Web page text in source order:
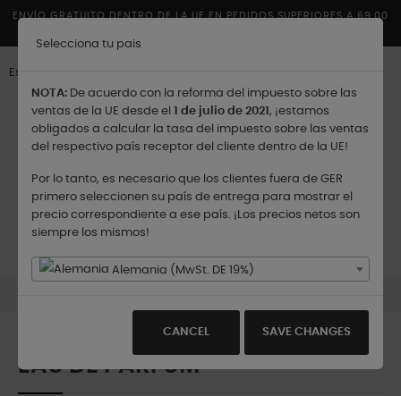
Selecciona tu pais
NOTA: De acuerdo con la reforma del impuesto sobre las
ventas de la UE desde el 1 de julio de 2021 , ¡estamos
obligados a calcular la tasa del impuesto sobre las ventas
del respectivo país receptor del cliente dentro de la UE!
Por lo tanto, es necesario que los clientes fuera de GER
primero seleccionen su país de entrega para mostrar el
precio correspondiente a ese país. ¡Los precios netos son
siempre los mismos!
Alemania (MwSt. DE 19%)
CANCEL SAVE CHANGES
ENVÍO GRATUITO DENTRO DE LA UE EN PEDIDOS SUPERIORES A 69,00
Español
Enviar a:
Navegación
de
palanca
☰
EAU DE PARFUM